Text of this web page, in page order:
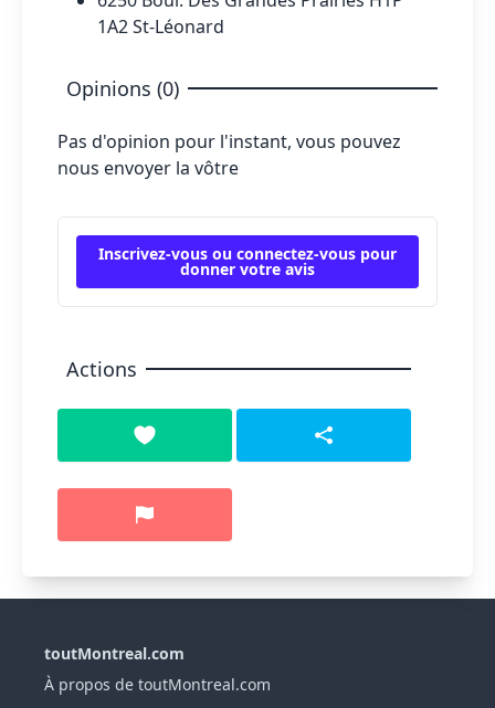
1A2 St-Léonard
Opinions (0)
Pas d'opinion pour l'instant, vous pouvez
nous envoyer la vôtre
Inscrivez-vous ou connectez-vous pour
donner votre avis
Actions
toutMontreal.com
À propos de toutMontreal.com